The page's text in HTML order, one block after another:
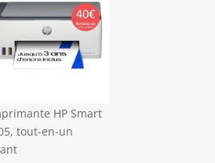
HP Smart
tout-en-un